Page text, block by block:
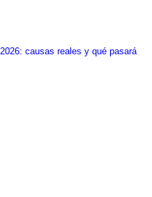
causas reales y qué pasará